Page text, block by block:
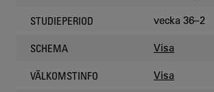
STUDIEPERIOD vecka 36–2
SCHEMA Visa
VÄLKOMSTINFO Visa